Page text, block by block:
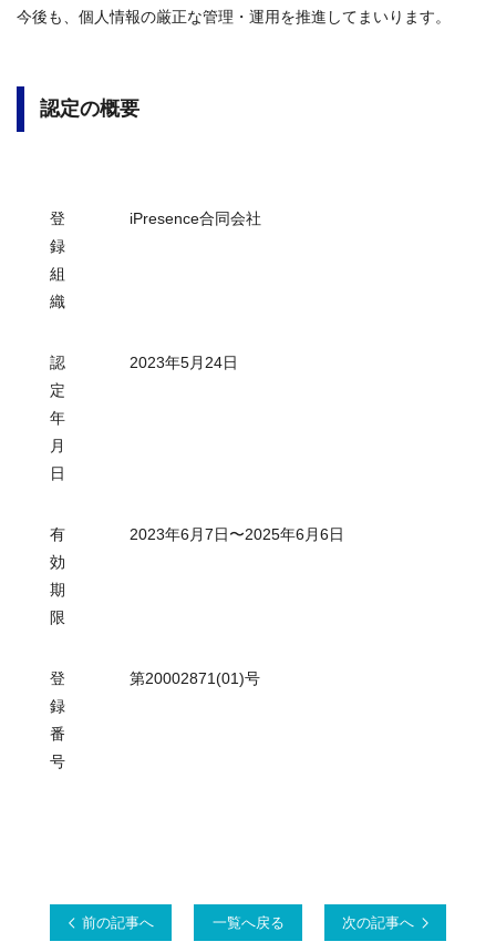
今後も、個人情報の厳正な管理・運用を推進してまいります。
認定の概要
登
録
組
織
iPresence合同会社
認
定
年
月
日
2023年5月24日
有
効
期
限
2023年6月7日〜2025年6月6日
登
録
番
号
第20002871(01)号
前の記事へ 一覧へ戻る 次の記事へ